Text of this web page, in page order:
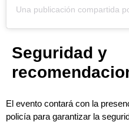
Seguridad y
El evento contará con la
policía para garantizar la